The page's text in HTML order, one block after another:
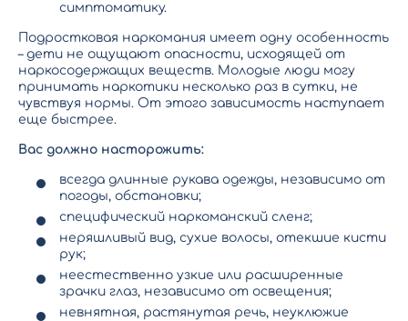
симптоматику.
Подростковая наркомания имеет одну особенность
– дети не ощущают опасности, исходящей от
наркосодержащих веществ. Молодые люди могу
принимать наркотики несколько раз в сутки, не
чувствуя нормы. От этого зависимость наступает
еще быстрее.
Вас должно насторожить:
всегда длинные рукава одежды, независимо от
погоды, обстановки;
специфический наркоманский сленг;
неряшливый вид, сухие волосы, отекшие кисти
рук;
неестественно узкие или расширенные
зрачки глаз, независимо от освещения;
невнятная, растянутая речь, неуклюжие